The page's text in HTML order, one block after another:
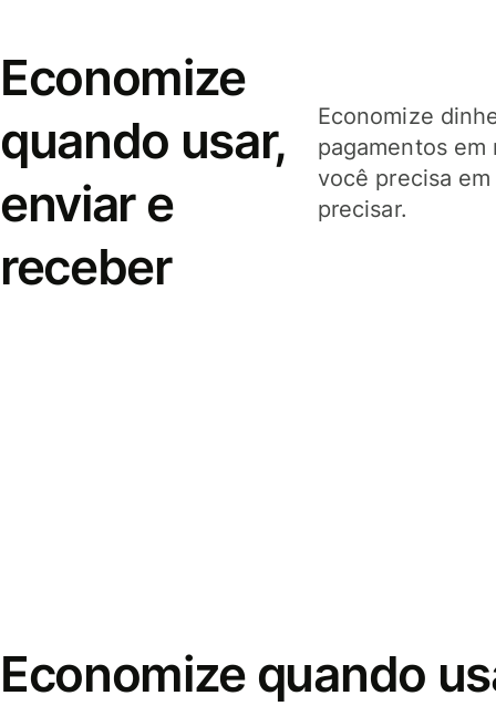
Economize
quando usar,
enviar e
receber
Economize
pagamentos
você precisa
precisar.
Economize quando